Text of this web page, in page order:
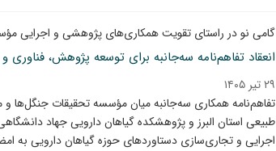
گامی نو در راستای تقویت همکاری‌های پژوهشی و اجرایی
۲۹ تیر ۱۴۰۵
تفاهم‌نامه همکاری سه‌جانبه میان مؤسسه تحقیقات جنگل‌ها و
طبیعی استان البرز و پژوهشکده گیاهان دارویی جهاد
اجرایی و تجاری‌سازی دستاوردهای حوزه گیاهان دارویی به